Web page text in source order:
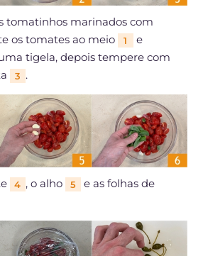
tomatinhos marinados com
os tomates ao meio
1
e
tigela, depois tempere com
3 .
4 , o alho 5
e as folhas de